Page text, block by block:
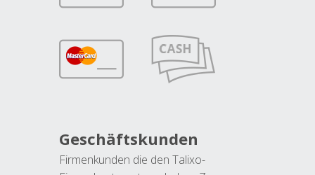
Geschäftskunden
Firmenkunden die den Talixo-